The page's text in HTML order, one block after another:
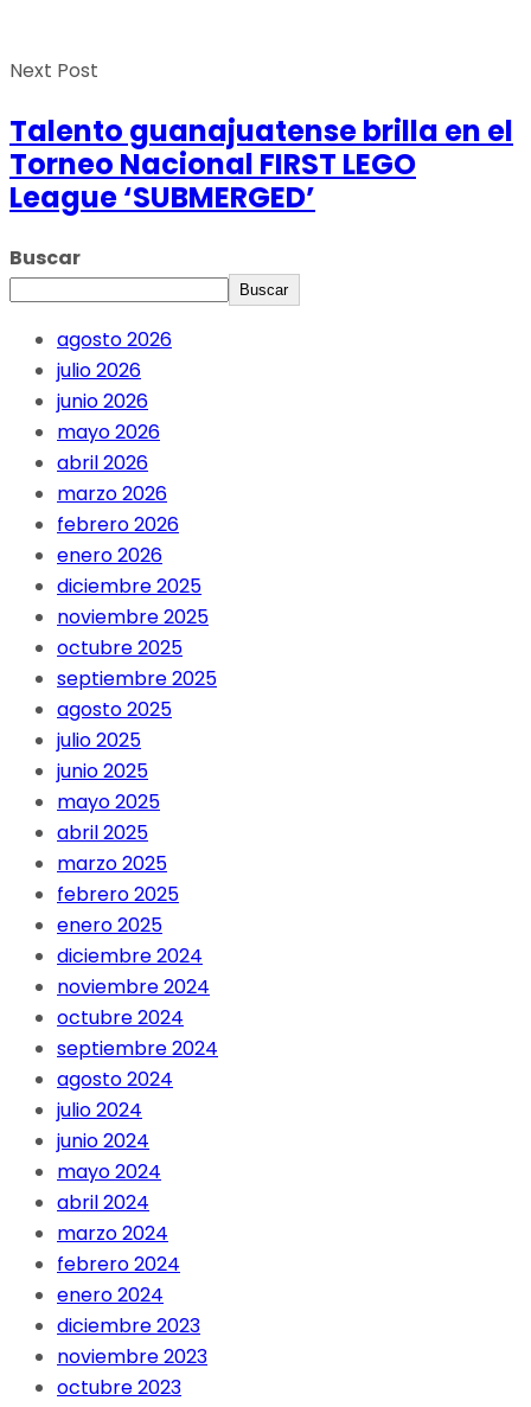
Next Post
Talento guanajuatense brilla en el
Torneo Nacional FIRST LEGO
League ‘SUBMERGED’
Buscar
Buscar
agosto 2026
julio 2026
junio 2026
mayo 2026
abril 2026
marzo 2026
febrero 2026
enero 2026
diciembre 2025
noviembre 2025
octubre 2025
septiembre 2025
agosto 2025
julio 2025
junio 2025
mayo 2025
abril 2025
marzo 2025
febrero 2025
enero 2025
diciembre 2024
noviembre 2024
octubre 2024
septiembre 2024
agosto 2024
julio 2024
junio 2024
mayo 2024
abril 2024
marzo 2024
febrero 2024
enero 2024
diciembre 2023
noviembre 2023
octubre 2023